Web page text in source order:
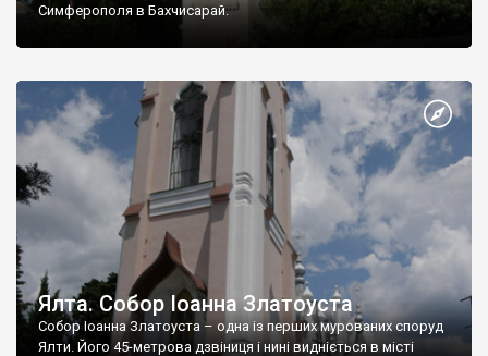
Симферополя в Бахчисарай.
Ялта. Собор Іоанна Златоуста
Собор Іоанна Златоуста – одна із перших мурованих споруд
Ялти. Його 45-метрова дзвіниця і нині видніється в місті